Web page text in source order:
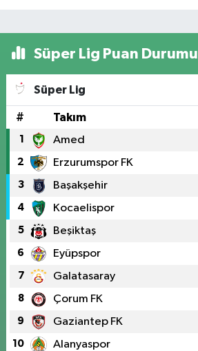
Süper Lig Puan Durumu
Süper Lig
# Takım
1 Amed
2 Erzurumspor FK
3 Başakşehir
4 Kocaelispor
5 Beşiktaş
6 Eyüpspor
7 Galatasaray
8 Çorum FK
9 Gaziantep FK
10 Alanyaspor